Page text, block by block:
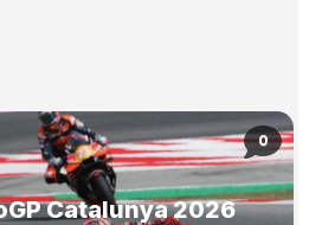
0
Catalunya 2026